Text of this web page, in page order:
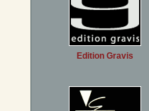
Edition Gravis